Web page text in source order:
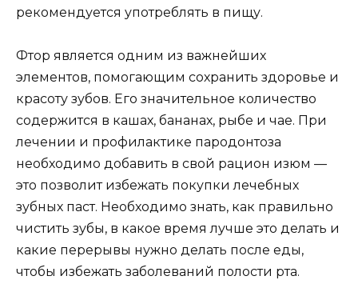
рекомендуется употреблять в пищу.
Фтор является одним из важнейших
элементов, помогающим сохранить здоровье и
красоту зубов. Его значительное количество
содержится в кашах, бананах, рыбе и чае. При
лечении и профилактике пародонтоза
необходимо добавить в свой рацион изюм —
это позволит избежать покупки лечебных
зубных паст. Необходимо знать, как правильно
чистить зубы, в какое время лучше это делать и
какие перерывы нужно делать после еды,
чтобы избежать заболеваний полости рта.